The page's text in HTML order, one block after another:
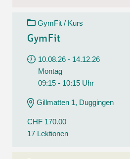
GymFit / Kurs
GymFit
10.08.26 - 14.12.26
Montag
09:15 - 10:15 Uhr
Gillmatten 1, Duggingen
CHF 170.00
17 Lektionen